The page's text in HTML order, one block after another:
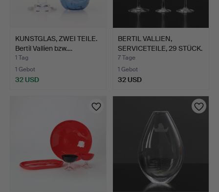
KUNSTGLAS, ZWEI TEILE.
Bertil Vallien bzw.…
1 Tag
1 Gebot
32 USD
BERTIL VALLIEN,
SERVICETEILE, 29 STÜCK.
Ko…
7 Tage
1 Gebot
32 USD